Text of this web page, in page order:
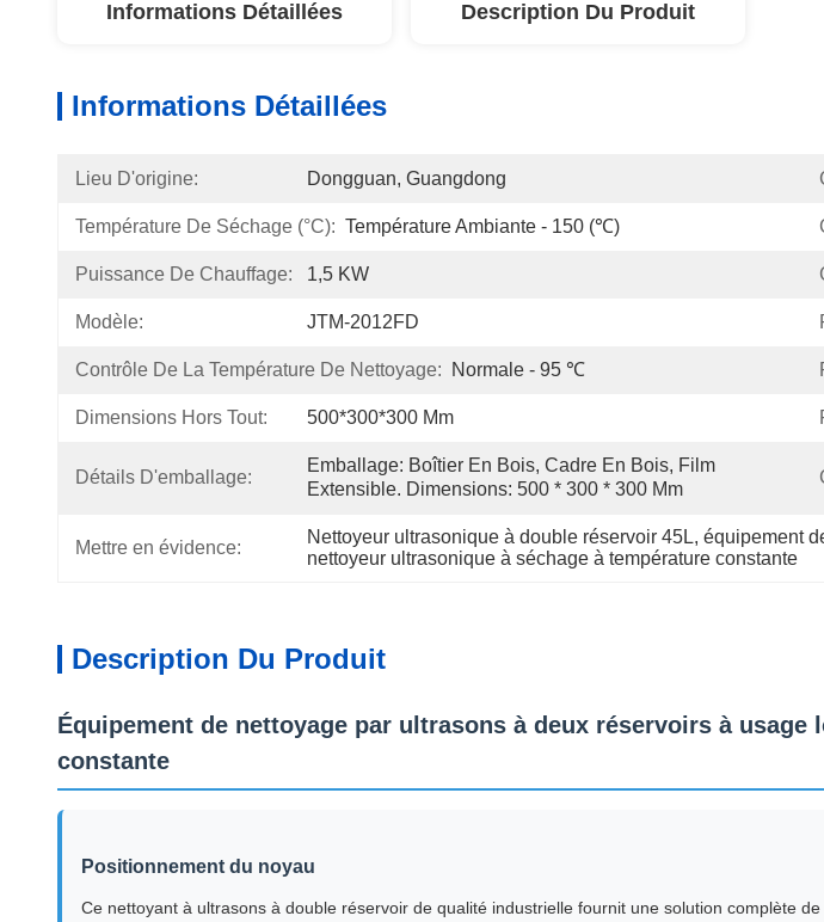
Informations Détaillées Description Du Produit
Informations Détaillées
Lieu D'origine: Dongguan, Guangdong
Température De Séchage (°C): Température Ambiante - 150 (℃)
Puissance De Chauffage: 1,5 KW
Modèle: JTM-2012FD
Contrôle De La Température De Nettoyage: Normale - 95 ℃
Dimensions Hors Tout: 500*300*300 Mm
Détails D'emballage:
Emballage: Boîtier En Bois, Cadre En Bois, Film
Extensible. Dimensions: 500 * 300 * 300 Mm
Mettre en évidence:
Nettoyeur ultrasonique à double réservoir 45L, équipement
nettoyeur ultrasonique à séchage à température constante
Description Du Produit
Équipement de nettoyage par ultrasons à deux réservoirs à
constante
Positionnement du noyau
Ce nettoyant à ultrasons à double réservoir de qualité industrielle fournit une solution complète